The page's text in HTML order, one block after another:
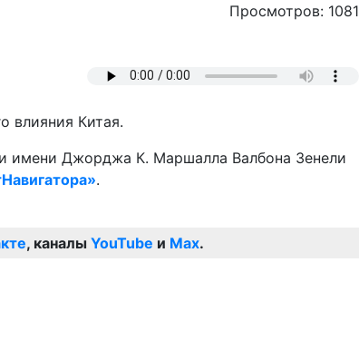
Просмотров: 1081
влияния Китая.
имени Джорджа К. Маршалла Валбона Зенели
.
, каналы YouTube и Max.